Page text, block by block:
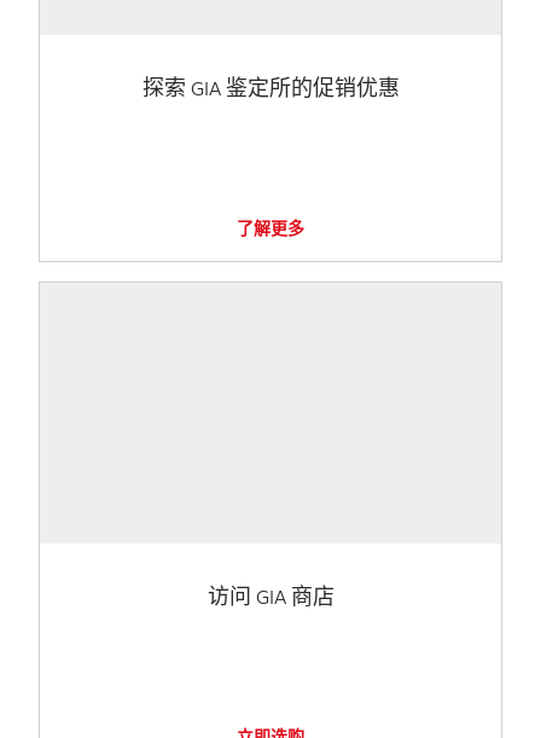
探索 GIA 鉴定所的促销优惠
了解更多
访问 GIA 商店